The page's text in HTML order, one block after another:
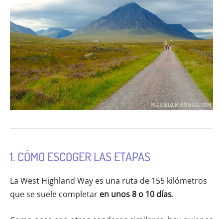
1. CÓMO ESCOGER LAS ETAPAS
La West Highland Way es una ruta de 155 kilómetros
que se suele completar en unos8 o 10 días.